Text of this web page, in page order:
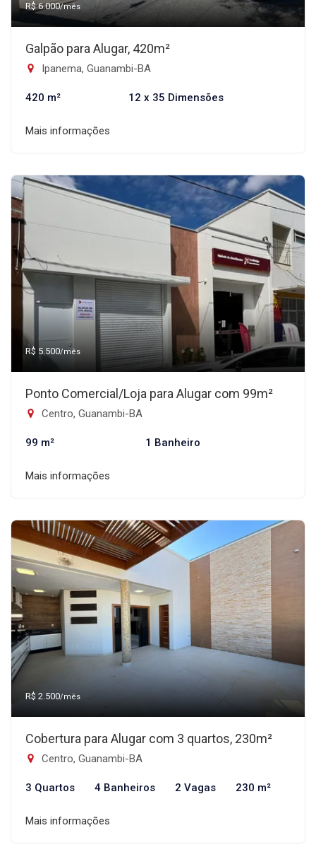
R$ 6.000/mês
Galpão para Alugar, 420m²
Ipanema, Guanambi-BA
420 m² 12 x 35 Dimensões
Mais informações
R$ 5.500/mês
Ponto Comercial/Loja para Alugar com 99m²
Centro, Guanambi-BA
99 m² 1 Banheiro
Mais informações
R$ 2.500/mês
Cobertura para Alugar com 3 quartos, 230m²
Centro, Guanambi-BA
3 Quartos 4 Banheiros 2 Vagas 230 m²
Mais informações